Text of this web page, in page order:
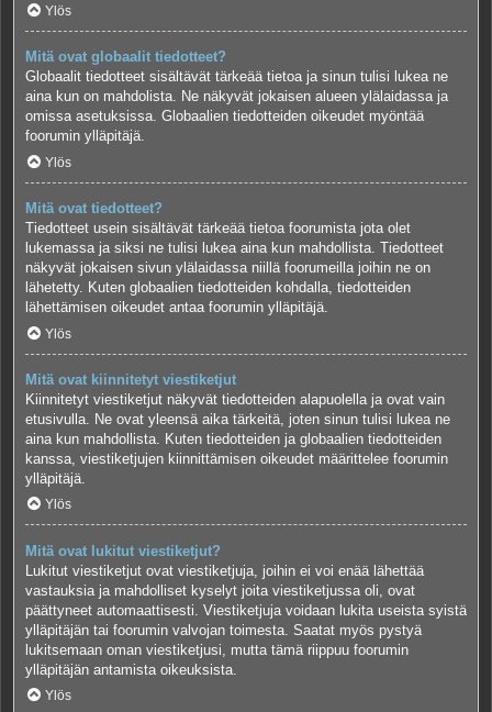
Ylös
Mitä ovat globaalit tiedotteet?
Globaalit tiedotteet sisältävät tärkeää tietoa ja sinun tulisi lukea ne
aina kun on mahdolista. Ne näkyvät jokaisen alueen ylälaidassa ja
omissa asetuksissa. Globaalien tiedotteiden oikeudet myöntää
foorumin ylläpitäjä.
Ylös
Mitä ovat tiedotteet?
Tiedotteet usein sisältävät tärkeää tietoa foorumista jota olet
lukemassa ja siksi ne tulisi lukea aina kun mahdollista. Tiedotteet
näkyvät jokaisen sivun ylälaidassa niillä foorumeilla joihin ne on
lähetetty. Kuten globaalien tiedotteiden kohdalla, tiedotteiden
lähettämisen oikeudet antaa foorumin ylläpitäjä.
Ylös
Mitä ovat kiinnitetyt viestiketjut
Kiinnitetyt viestiketjut näkyvät tiedotteiden alapuolella ja ovat vain
etusivulla. Ne ovat yleensä aika tärkeitä, joten sinun tulisi lukea ne
aina kun mahdollista. Kuten tiedotteiden ja globaalien tiedotteiden
kanssa, viestiketjujen kiinnittämisen oikeudet määrittelee foorumin
ylläpitäjä.
Ylös
Mitä ovat lukitut viestiketjut?
Lukitut viestiketjut ovat viestiketjuja, joihin ei voi enää lähettää
vastauksia ja mahdolliset kyselyt joita viestiketjussa oli, ovat
päättyneet automaattisesti. Viestiketjuja voidaan lukita useista syistä
ylläpitäjän tai foorumin valvojan toimesta. Saatat myös pystyä
lukitsemaan oman viestiketjusi, mutta tämä riippuu foorumin
ylläpitäjän antamista oikeuksista.
Ylös